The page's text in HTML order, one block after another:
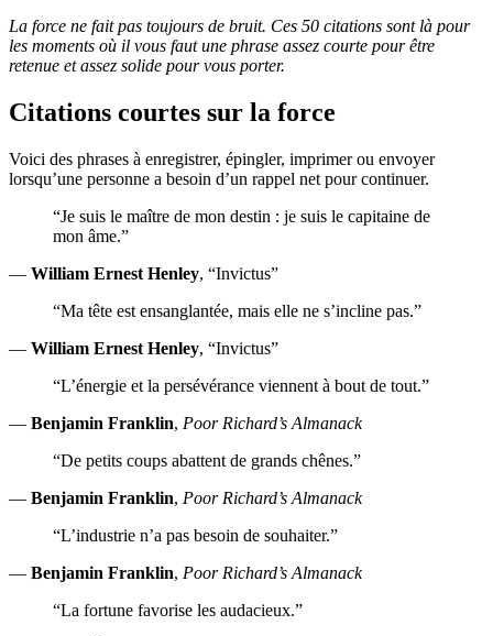
La force ne fait pas toujours de bruit. Ces 50 citations sont là pour
les moments où il vous faut une phrase assez courte pour être
retenue et assez solide pour vous porter.
Citations courtes sur la force
Voici des phrases à enregistrer, épingler, imprimer ou envoyer
lorsqu’une personne a besoin d’un rappel net pour continuer.
“Je suis le maître de mon destin : je suis le capitaine de
mon âme.”
— William Ernest Henley, “Invictus”
“Ma tête est ensanglantée, mais elle ne s’incline pas.”
— William Ernest Henley, “Invictus”
“L’énergie et la persévérance viennent à bout de tout.”
— Benjamin Franklin, Poor Richard’s Almanack
“De petits coups abattent de grands chênes.”
— Benjamin Franklin, Poor Richard’s Almanack
“L’industrie n’a pas besoin de souhaiter.”
— Benjamin Franklin, Poor Richard’s Almanack
“La fortune favorise les audacieux.”